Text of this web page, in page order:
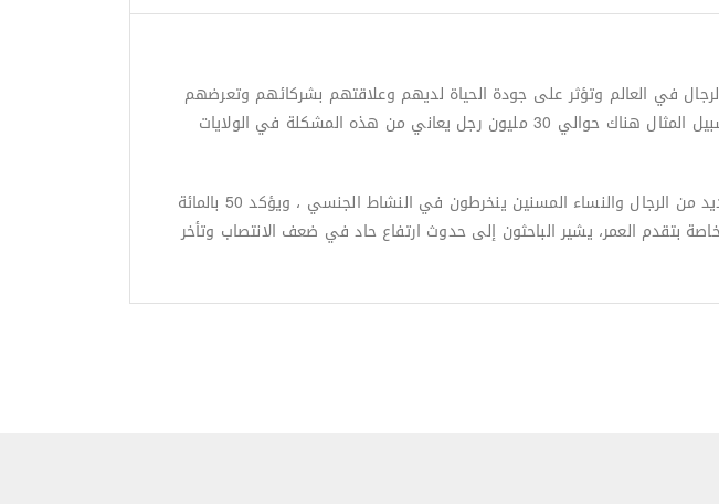
في العالم وتؤثر على جودة الحياة لديهم وعلاقتهم بشركائهم وتعرضهم
للقلق والاكتئاب. تنتشر هذه الحالة المرضية في المجتمعات الحديثة بصورة واضحة, فعلى سبيل المثال هناك حوالي 30 مليون رجل يعاني من هذه المشكلة في الولايات
من المعلوم أن الوظيفة الجنسية تتدهور مع تقدم العمر، لكن الأبحاث الحديثة تظهر أن العديد من الرجال والنساء المسنين ينخرطون في النشاط الجنسي ، ويؤكد 50 ​​بالمائة
بتقدم العمر، يشير الباحثون إلى حدوث ارتفاع حاد في ضعف الانتصاب وتأخر